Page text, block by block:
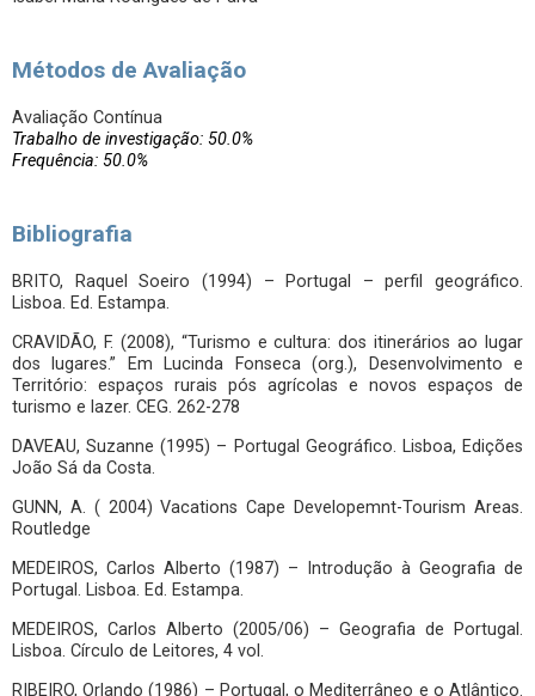
Métodos de Avaliação
Avaliação Contínua
Trabalho de investigação: 50.0%
Frequência: 50.0%
Bibliografia
BRITO, Raquel Soeiro (1994) – Portugal – perfil geográfico.
Lisboa. Ed. Estampa.
CRAVIDÃO, F. (2008), “Turismo e cultura: dos itinerários ao lugar
dos lugares.” Em Lucinda Fonseca (org.), Desenvolvimento e
Território: espaços rurais pós agrícolas e novos espaços de
turismo e lazer. CEG. 262-278
DAVEAU, Suzanne (1995) – Portugal Geográfico. Lisboa, Edições
João Sá da Costa.
GUNN, A. ( 2004) Vacations Cape Developemnt-Tourism Areas.
Routledge
MEDEIROS, Carlos Alberto (1987) – Introdução à Geografia de
Portugal. Lisboa. Ed. Estampa.
MEDEIROS, Carlos Alberto (2005/06) – Geografia de Portugal.
Lisboa. Círculo de Leitores, 4 vol.
RIBEIRO, Orlando (1986) – Portugal, o Mediterrâneo e o Atlântico.